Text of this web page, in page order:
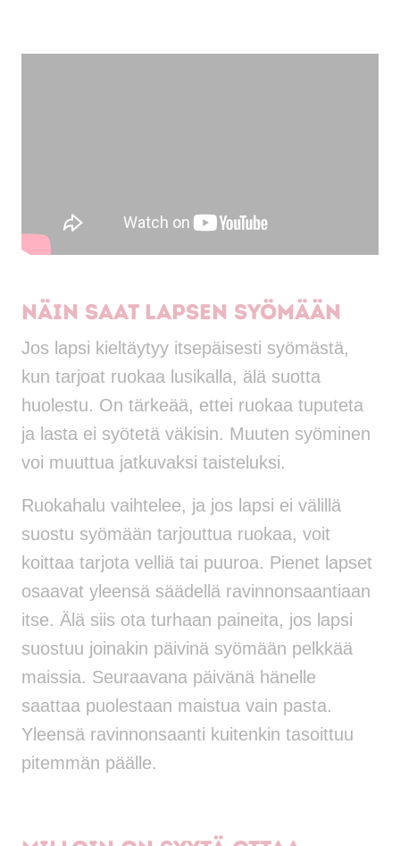
Näin saat lapsen syömään
Jos lapsi kieltäytyy itsepäisesti syömästä,
kun tarjoat ruokaa lusikalla, älä suotta
huolestu. On tärkeää, ettei ruokaa tuputeta
ja lasta ei syötetä väkisin. Muuten syöminen
voi muuttua jatkuvaksi taisteluksi.
Ruokahalu vaihtelee, ja jos lapsi ei välillä
suostu syömään tarjouttua ruokaa, voit
koittaa tarjota velliä tai puuroa. Pienet lapset
osaavat yleensä säädellä ravinnonsaantiaan
itse. Älä siis ota turhaan paineita, jos lapsi
suostuu joinakin päivinä syömään pelkkää
maissia. Seuraavana päivänä hänelle
saattaa puolestaan maistua vain pasta.
Yleensä ravinnonsaanti kuitenkin tasoittuu
pitemmän päälle.